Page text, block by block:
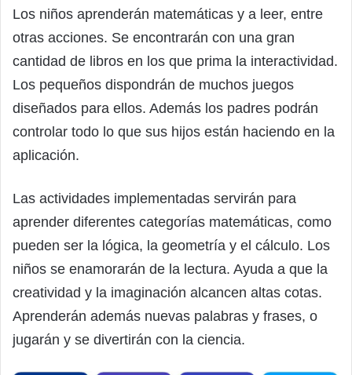
Los niños aprenderán matemáticas y a leer, entre
otras acciones. Se encontrarán con una gran
cantidad de libros en los que prima la interactividad.
Los pequeños dispondrán de muchos juegos
diseñados para ellos. Además los padres podrán
controlar todo lo que sus hijos están haciendo en la
aplicación.
Las actividades implementadas servirán para
aprender diferentes categorías matemáticas, como
pueden ser la lógica, la geometría y el cálculo. Los
niños se enamorarán de la lectura. Ayuda a que la
creatividad y la imaginación alcancen altas cotas.
Aprenderán además nuevas palabras y frases, o
jugarán y se divertirán con la ciencia.